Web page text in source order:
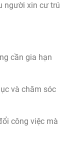
người xin cư trú
cần gia hạn
và chăm sóc
công việc mà